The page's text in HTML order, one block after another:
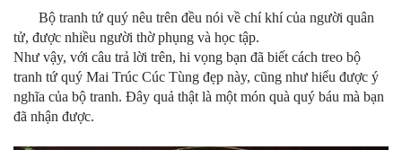
Bộ tranh tứ quý nêu trên đều nói về chí khí của người quân
tử, được nhiều người thờ phụng và học tập.
Như vậy, với câu trả lời trên, hi vọng bạn đã biết cách treo bộ
tranh tứ quý Mai Trúc Cúc Tùng đẹp này, cũng như hiểu được ý
nghĩa của bộ tranh. Đây quả thật là một món quà quý báu mà bạn
đã nhận được.